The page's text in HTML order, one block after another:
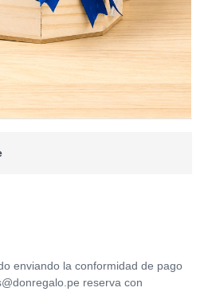
enviando la conformidad de pago
reserva con